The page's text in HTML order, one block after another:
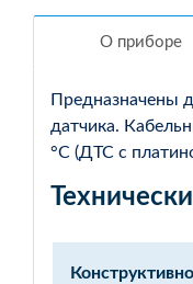
Предназначены
датчика.
°С (ДТС с